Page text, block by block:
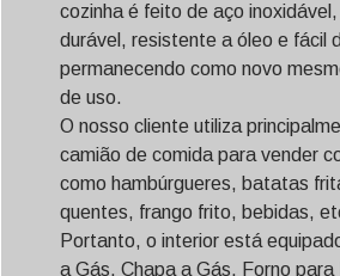
cozinha é feito de aço
durável, resistente a óleo e fácil
permanecendo como novo
de uso.
O nosso cliente utiliza
camião de comida para vender
como hambúrgueres, batatas
quentes, frango frito, bebidas,
Portanto, o interior está
a Gás, Chapa a Gás, Forno para